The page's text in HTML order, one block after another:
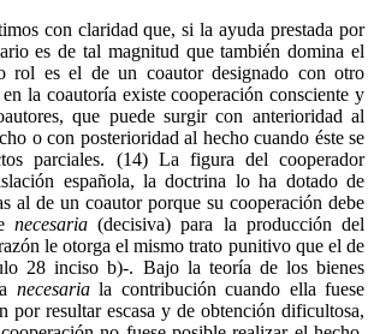
con claridad que, si la ayuda prestada por
es de tal magnitud que también domina el
rol es el de un coautor designado con otro
la coautoría existe cooperación consciente y
que puede surgir con anterioridad al
o con posterioridad al hecho cuando éste se
parciales. (14) La figura del cooperador
española, la doctrina lo ha dotado de
al de un coautor porque su cooperación debe
necesaria(decisiva) para la producción del
le otorga el mismo trato punitivo que el de
28 inciso b)-. Bajo la teoría de los bienes
necesariala contribución cuando ella fuese
por resultar escasa y de obtención dificultosa,